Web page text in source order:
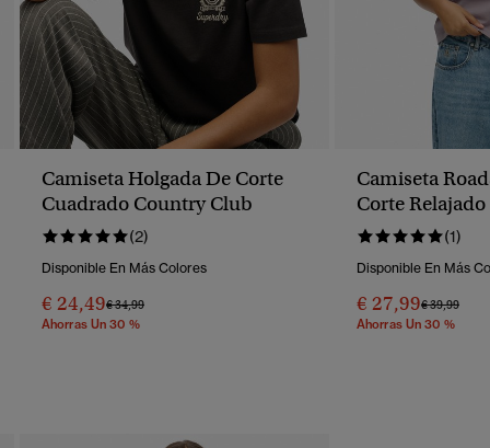
Camiseta Holgada De Corte
Cuadrado Country Club
(2)
Disponible En Más Colores
€ 24,49Precio Rebajado De
€ 34,99A
Ahorras Un 30 %
Camiseta
Corte Relajado
(1)
Disponible En Más
€ 27,99Precio
€ 39,99A
Ahorras Un 30 %